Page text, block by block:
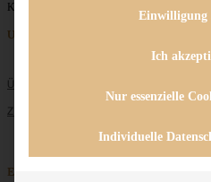
Keine Beiträge gefunden
Unternehmen
ÜBER MICH
ZUSAMMENARBEIT
Entdecken
Einwilligung
Ich
Nur essenzielle
Individuelle